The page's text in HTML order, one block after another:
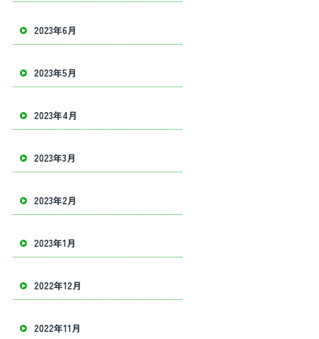
2023年6月
2023年5月
2023年4月
2023年3月
2023年2月
2023年1月
2022年12月
2022年11月